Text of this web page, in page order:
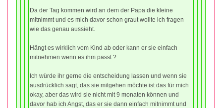
Da der Tag kommen wird an dem der Papa die kleine
mitnimmt und es mich davor schon graut wollte ich fragen
wie das genau aussieht.
Hängt es wirklich vom Kind ab oder kann er sie einfach
mitnehmen wenn es ihm passt ?
Ich würde ihr gerne die entscheidung lassen und wenn sie
ausdrücklich sagt, das sie mitgehen möchte ist das für mich
okay, aber das wird sie nicht mit 9 monaten können und
davor hab ich Angst, das er sie dann einfach mitnimmt und